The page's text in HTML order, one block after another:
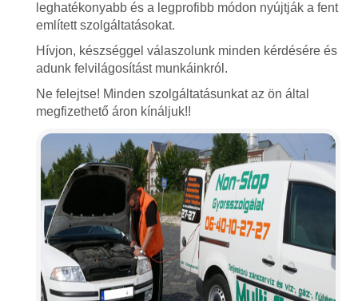
leghatékonyabb és a legprofibb módon nyújtják a fent
említett szolgáltatásokat.
Hívjon, készséggel válaszolunk minden kérdésére és
adunk felvilágosítást munkáinkról.
Ne felejtse! Minden szolgáltatásunkat az ön által
megfizethető áron kínáljuk!!